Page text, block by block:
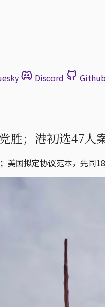
Discord
胜；港初选47人
国拟定协议范本，先同